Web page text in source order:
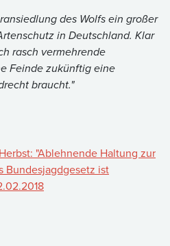
des Wolfs ein großer
in Deutschland. Klar
rasch vermehrende
Feinde zukünftig eine
braucht."
"Ablehnende Haltung zur
Bundesjagdgesetz ist